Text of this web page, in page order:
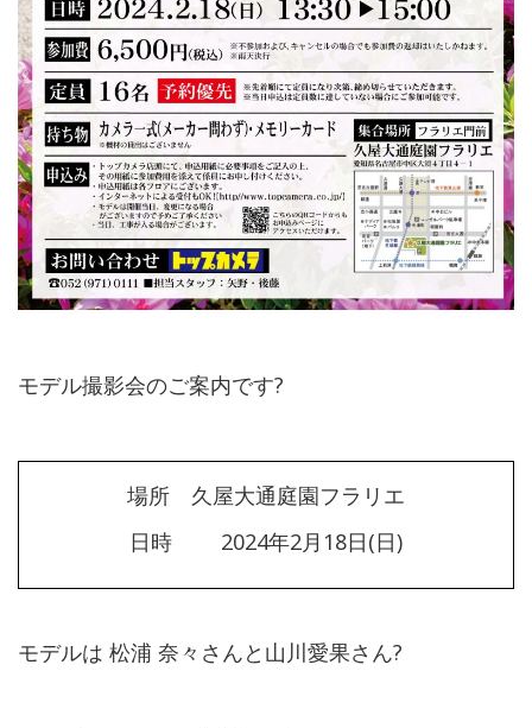
モデル撮影会のご案内です?
場所 久屋大通庭園フラリエ
日時 2024年2月18日(日)
モデルは 松浦 奈々さんと山川愛果さん?